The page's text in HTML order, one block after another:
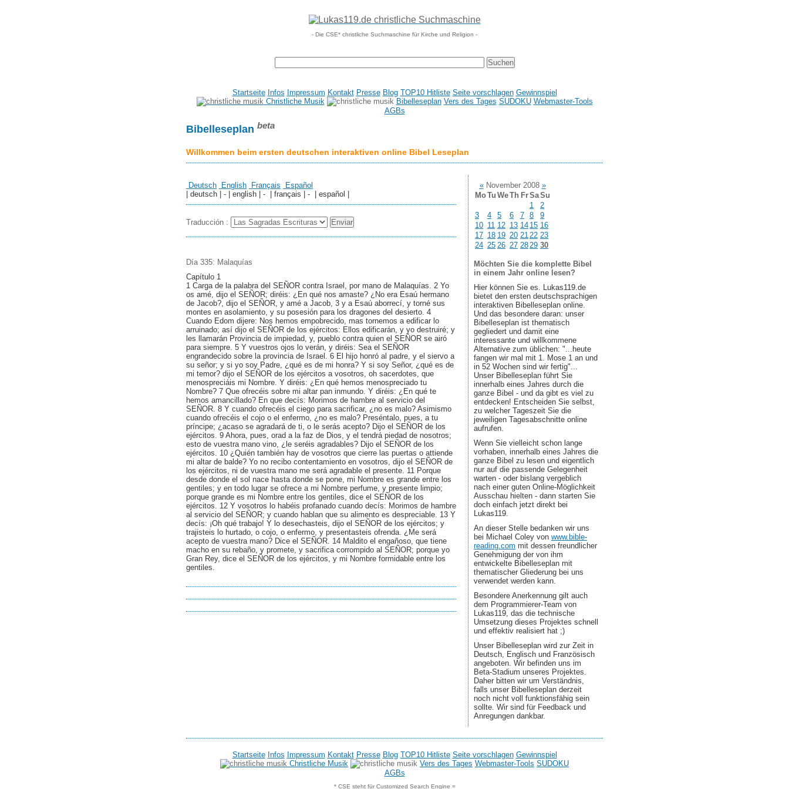
- Die CSE* christliche Suchmaschine für Kirche und Religion -
Startseite Infos Impressum Kontakt Presse Blog TOP10 Hitliste Seite vorschlagen Gewinnspiel
Christliche Musik
Bibelleseplan Vers des Tages SUDOKU Webmaster-Tools
AGBs
Bibelleseplan beta
Willkommen beim ersten deutschen interaktiven online Bibel Leseplan
Deutsch English Français
Español
| deutsch | - | english | - | français | - | español |
Traducción :
Día 335: Malaquías
Capítulo 1
1 Carga de la palabra del SEÑOR contra Israel, por mano de Malaquías. 2 Yo
os amé, dijo el SEÑOR; diréis: ¿En qué nos amaste? ¿No era Esaú hermano
de Jacob?, dijo el SEÑOR, y amé a Jacob, 3 y a Esaú aborrecí, y torné sus
montes en asolamiento, y su posesión para los dragones del desierto. 4
Cuando Edom dijere: Nos hemos empobrecido, mas tornemos a edificar lo
arruinado; así dijo el SEÑOR de los ejércitos: Ellos edificarán, y yo destruiré; y
les llamarán Provincia de impiedad, y, pueblo contra quien el SEÑOR se airó
para siempre. 5 Y vuestros ojos lo verán, y diréis: Sea el SEÑOR
engrandecido sobre la provincia de Israel. 6 El hijo honró al padre, y el siervo a
su señor; y si yo soy Padre, ¿qué es de mi honra? Y si soy Señor, ¿qué es de
mi temor? dijo el SEÑOR de los ejércitos a vosotros, oh sacerdotes, que
menospreciáis mi Nombre. Y diréis: ¿En qué hemos menospreciado tu
Nombre? 7 Que ofrecéis sobre mi altar pan inmundo. Y diréis: ¿En qué te
hemos amancillado? En que decís: Morimos de hambre al servicio del
SEÑOR. 8 Y cuando ofrecéis el ciego para sacrificar, ¿no es malo? Asimismo
cuando ofrecéis el cojo o el enfermo, ¿no es malo? Preséntalo, pues, a tu
príncipe; ¿acaso se agradará de ti, o le serás acepto? Dijo el SEÑOR de los
ejércitos. 9 Ahora, pues, orad a la faz de Dios, y el tendrá piedad de nosotros;
esto de vuestra mano vino, ¿le seréis agradables? Dijo el SEÑOR de los
ejércitos. 10 ¿Quién también hay de vosotros que cierre las puertas o attiende
mi altar de balde? Yo no recibo contentamiento en vosotros, dijo el SEÑOR de
los ejércitos, ni de vuestra mano me será agradable el presente. 11 Porque
desde donde el sol nace hasta donde se pone, mi Nombre es grande entre los
gentiles; y en todo lugar se ofrece a mi Nombre perfume, y presente limpio;
porque grande es mi Nombre entre los gentiles, dice el SEÑOR de los
ejércitos. 12 Y vosotros lo habéis profanado cuando decís: Morimos de hambre
al servicio del SEÑOR; y cuando hablan que su alimento es despreciable. 13 Y
decís: ¡Oh qué trabajo! Y lo desechasteis, dijo el SEÑOR de los ejércitos; y
trajisteis lo hurtado, o cojo, o enfermo, y presentasteis ofrenda. ¿Me será
acepto de vuestra mano? Dice el SEÑOR. 14 Maldito el engañoso, que tiene
macho en su rebaño, y promete, y sacrifica corrompido al SEÑOR; porque yo
Gran Rey, dice el SEÑOR de los ejércitos, y mi Nombre formidable entre los
gentiles.
«November 2008 »
MoTu WeTh FrSaSu
1
2
3
4 5 6 7 8
9
10 11 12 13 14 15 16
17 18 19 20 21 22 23
24 25 26 27 28 29 30
Möchten Sie die komplette Bibel
in einem Jahr online lesen?
Hier können Sie es. Lukas119.de
bietet den ersten deutschsprachigen
interaktiven Bibelleseplan online.
Und das besondere daran: unser
Bibelleseplan ist thematisch
gegliedert und damit eine
interessante und willkommene
Alternative zum üblichen: "...heute
fangen wir mal mit 1. Mose 1 an und
in 52 Wochen sind wir fertig"...
Unser Bibelleseplan führt Sie
innerhalb eines Jahres durch die
ganze Bibel - und da gibt es viel zu
entdecken! Entscheiden Sie selbst,
zu welcher Tageszeit Sie die
jeweiligen Tagesabschnitte online
aufrufen.
Wenn Sie vielleicht schon lange
vorhaben, innerhalb eines Jahres die
ganze Bibel zu lesen und eigentlich
nur auf die passende Gelegenheit
warten - oder bislang vergeblich
nach einer guten Online-Möglichkeit
Ausschau hielten - dann starten Sie
doch einfach jetzt direkt bei
Lukas119.
An dieser Stelle bedanken wir uns
bei Michael Coley von www.bible-
reading.com mit dessen freundlicher
Genehmigung der von ihm
entwickelte Bibelleseplan mit
thematischer Gliederung bei uns
verwendet werden kann.
Besondere Anerkennung gilt auch
dem Programmierer-Team von
Lukas119, das die technische
Umsetzung dieses Projektes schnell
und effektiv realisiert hat ;)
Unser Bibelleseplan wird zur Zeit in
Deutsch, Englisch und Französisch
angeboten. Wir befinden uns im
Beta-Stadium unseres Projektes.
Daher bitten wir um Verständnis,
falls unser Bibelleseplan derzeit
noch nicht voll funktionsfähig sein
sollte. Wir sind für Feedback und
Anregungen dankbar.
Startseite Infos Impressum Kontakt Presse Blog TOP10 Hitliste Seite vorschlagen Gewinnspiel
Christliche Musik
Vers des Tages Webmaster-Tools SUDOKU
AGBs
* CSE steht für Customized Search Engine =